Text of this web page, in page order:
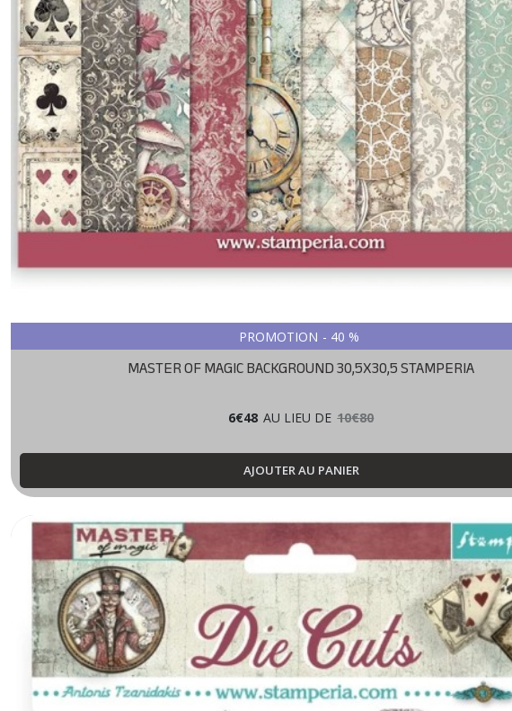
PROMOTION - 40 %
MASTER OF MAGIC BACKGROUND 30,5X30,5 STAMPERIA
6€48 AU LIEU DE 10€80
AJOUTER AU PANIER